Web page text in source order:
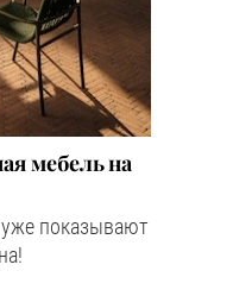
мебель на
показывают